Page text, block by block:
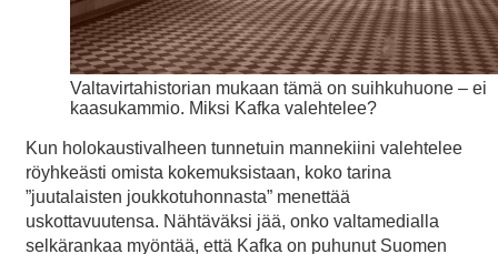
Valtavirtahistorian mukaan tämä on suihkuhuone – ei
kaasukammio. Miksi Kafka valehtelee?
Kun holokaustivalheen tunnetuin mannekiini valehtelee
röyhkeästi omista kokemuksistaan, koko tarina
”juutalaisten joukkotuhonnasta” menettää
uskottavuutensa. Nähtäväksi jää, onko valtamedialla
selkärankaa myöntää, että Kafka on puhunut Suomen